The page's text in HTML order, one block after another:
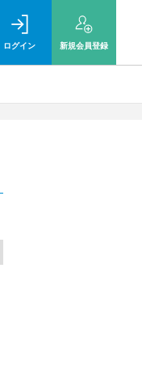
ログイン 新規会員登録